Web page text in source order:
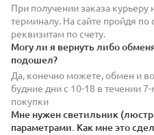
При получении заказа
терминалу. На сайте пройдя
реквизитам по счету.
Могу ли я вернуть либо
подошел?
Да, конечно можете, обмен и
будние дни с 10-18 в течении
покупки
Мне нужен светильник
параметрами. Как мне это